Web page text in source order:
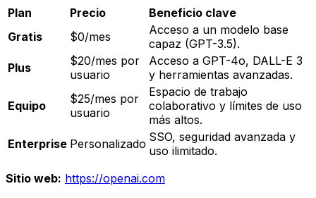
Plan Precio
Beneficio clave
Gratis
$0/mes
Acceso a un modelo base
capaz (GPT-3.5).
Plus
$20/mes por
usuario
Acceso a GPT-4o, DALL-E 3
y herramientas avanzadas.
Equipo
$25/mes por
usuario
Espacio de trabajo
colaborativo y límites de uso
más altos.
Enterprise Personalizado SSO, seguridad avanzada y
uso ilimitado.
Sitio web: https://openai.com